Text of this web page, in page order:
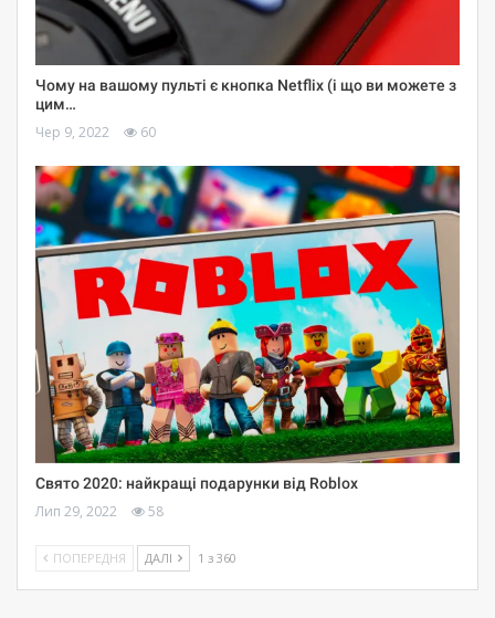
Чому на вашому пульті є кнопка Netflix (і що ви можете з
цим…
Чер 9, 2022 60
Свято 2020: найкращі подарунки від Roblox
Лип 29, 2022 58
ПОПЕРЕДНЯ ДАЛІ 1 з 360